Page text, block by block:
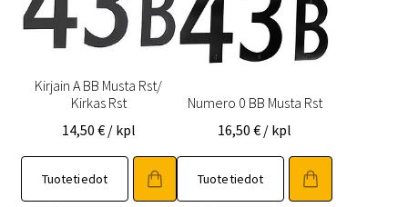
Kirjain A BB Musta Rst/
Kirkas Rst
14,50 € / kpl
Tuotetiedot
Numero 0 BB Musta Rst
16,50€ / kpl
Tuotetiedot